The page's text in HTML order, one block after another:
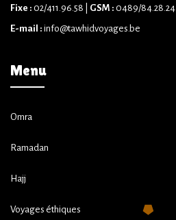
Fixe : 02/411.96.58 | GSM : 0489/84.28.24
E-mail : info@tawhidvoyages.be
Menu
Omra
Ramadan
Hajj
Voyages éthiques